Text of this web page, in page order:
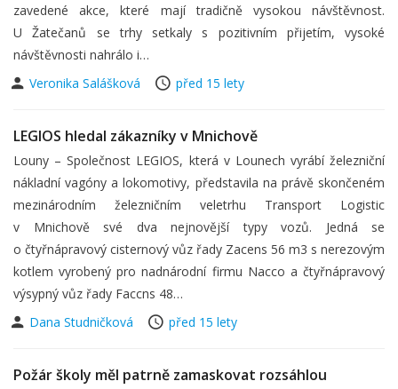
zavedené akce, které mají tradičně vysokou návštěvnost.
U Žatečanů se trhy setkaly s pozitivním přijetím, vysoké
návštěvnosti nahrálo i…
Veronika Salášková
před 15 lety
LEGIOS hledal zákazníky v Mnichově
Louny – Společnost LEGIOS, která v Lounech vyrábí železniční
nákladní vagóny a lokomotivy, představila na právě skončeném
mezinárodním železničním veletrhu Transport Logistic
v Mnichově své dva nejnovější typy vozů. Jedná se
o čtyřnápravový cisternový vůz řady Zacens 56 m3 s nerezovým
kotlem vyrobený pro nadnárodní firmu Nacco a čtyřnápravový
výsypný vůz řady Faccns 48…
Dana Studničková
před 15 lety
Požár školy měl patrně zamaskovat rozsáhlou